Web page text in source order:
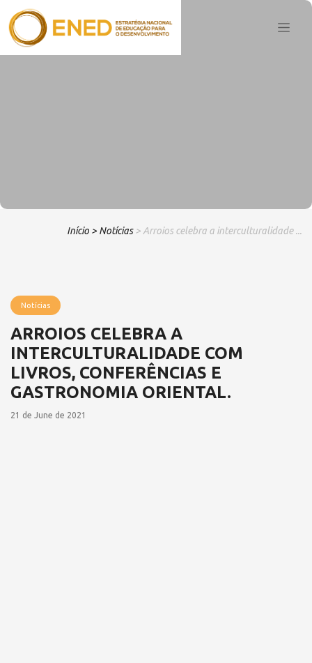
Início > Notícias > Arroios celebra a interculturalidade ...
Notícias
ARROIOS CELEBRA A
INTERCULTURALIDADE COM
LIVROS, CONFERÊNCIAS E
GASTRONOMIA ORIENTAL.
21 de June de 2021